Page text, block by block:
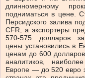
длинномерному
подниматься в цене.
Персидского залива
CFR, а экспортеры
570-575 долларов
цены установились в
ценам до 600
аналитиков,
Европе — до 520 евро